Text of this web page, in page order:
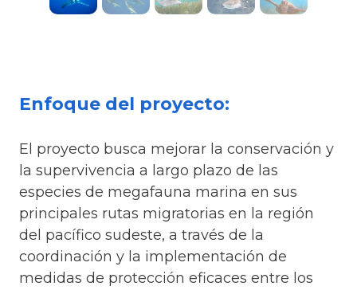
Enfoque del proyecto:
El proyecto busca mejorar la conservación y
la supervivencia a largo plazo de las
especies de megafauna marina en sus
principales rutas migratorias en la región
del pacífico sudeste, a través de la
coordinación y la implementación de
medidas de protección eficaces entre los